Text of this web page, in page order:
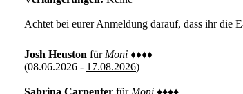
Achtet bei eurer Anmeldung darauf, dass ihr die
Josh Heuston für Moni ♦♦♦♦
(08.06.2026 - 17.08.2026)
Sabrina Carpenter für Moni ♦♦♦♦